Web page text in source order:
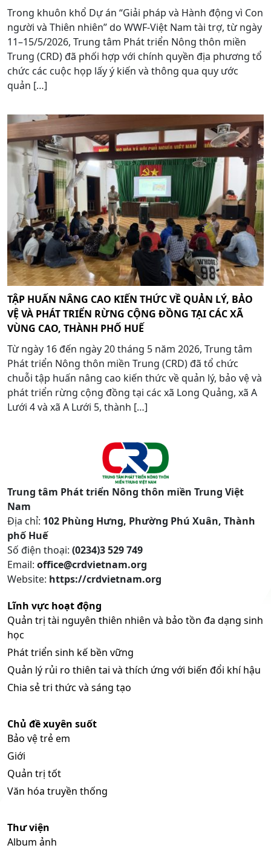
Trong khuôn khổ Dự án “Giải pháp và Hành động vì Con
người và Thiên nhiên” do WWF-Việt Nam tài trợ, từ ngày
11–15/5/2026, Trung tâm Phát triển Nông thôn miền
Trung (CRD) đã phối hợp với chính quyền địa phương tổ
chức các cuộc họp lấy ý kiến và thông qua quy ước
quản […]
TẬP HUẤN NÂNG CAO KIẾN THỨC VỀ QUẢN LÝ, BẢO
VỆ VÀ PHÁT TRIỂN RỪNG CỘNG ĐỒNG TẠI CÁC XÃ
VÙNG CAO, THÀNH PHỐ HUẾ
Từ ngày 16 đến ngày 20 tháng 5 năm 2026, Trung tâm
Phát triển Nông thôn miền Trung (CRD) đã tổ chức
chuỗi tập huấn nâng cao kiến thức về quản lý, bảo vệ và
phát triển rừng cộng đồng tại các xã Long Quảng, xã A
Lưới 4 và xã A Lưới 5, thành […]
Trung tâm Phát triển Nông thôn miền Trung Việt
Nam
Địa chỉ: 102 Phùng Hưng, Phường Phú Xuân, Thành
phố Huế
Số điện thoại: (0234)3 529 749
Email: office@crdvietnam.org
Website: https://crdvietnam.org
Lĩnh vực hoạt động
Quản trị tài nguyên thiên nhiên và bảo tồn đa dạng sinh
học
Phát triển sinh kế bền vững
Quản lý rủi ro thiên tai và thích ứng với biến đổi khí hậu
Chia sẻ tri thức và sáng tạo
Chủ đề xuyên suốt
Bảo vệ trẻ em
Giới
Quản trị tốt
Văn hóa truyền thống
Thư viện
Album ảnh